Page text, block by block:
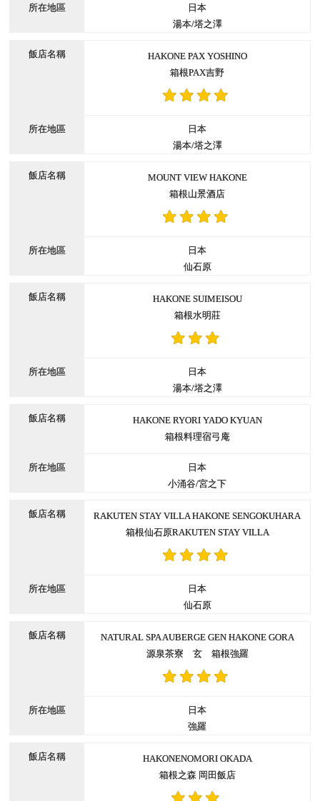
日本
湯本/塔之澤
HAKONE PAX YOSHINO
箱根PAX吉野
日本
湯本/塔之澤
MOUNT VIEW HAKONE
箱根山景酒店
日本
仙石原
HAKONE SUIMEISOU
箱根水明莊
日本
湯本/塔之澤
HAKONE RYORI YADO KYUAN
箱根料理宿弓庵
日本
小涌谷/宮之下
RAKUTEN STAY VILLA HAKONE SENGOKUHARA
箱根仙石原RAKUTEN STAY VILLA
日本
仙石原
NATURAL SPA AUBERGE GEN HAKONE GORA
源泉茶寮 玄 箱根強羅
日本
強羅
HAKONENOMORI OKADA
箱根之森 岡田飯店